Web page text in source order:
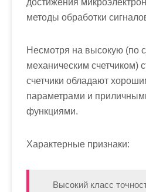
достижения
методы обработки
Несмотря на высокую (по
механическим счетчиком)
счетчики обладают
параметрами и
функциями.
Характерные признаки:
Высокий класс